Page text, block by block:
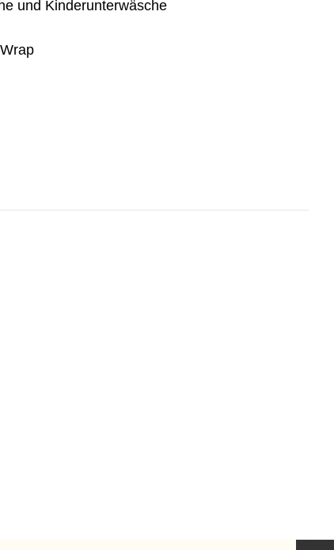
und Kinderunterwäsche